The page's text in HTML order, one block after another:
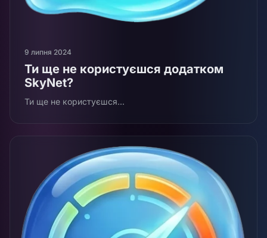
9 липня 2024
Ти ще не користуєшся додатком
SkyNet?
Ти ще не користуєшся...